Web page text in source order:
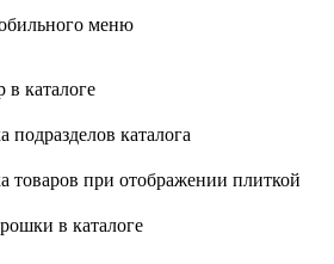
меню
каталоге
каталога
товаров при отображении плиткой
в каталоге